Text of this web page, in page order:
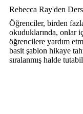
Rebecca Ray'den
Öğrenciler, birden
okuduklarında, onlar
öğrencilere yardım
basit şablon hikaye
sıralanmış halde